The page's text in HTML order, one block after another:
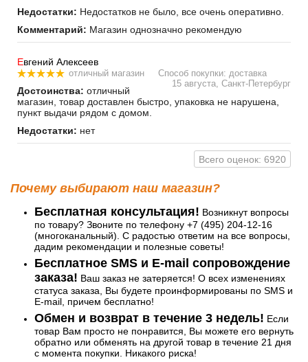
Недостатки: Недостатков не было, все очень оперативно.
Комментарий: Магазин однозначно рекомендую
Евгений Алексеев
отличный магазин
Способ покупки: доставка
15 августа, Санкт-Петербург
Достоинства: отличный
магазин, товар доставлен быстро, упаковка не нарушена,
пункт выдачи рядом с домом.
Недостатки: нет
Всего оценок: 6920
Почему выбирают наш магазин?
Бесплатная консультация! Возникнут вопросы
по товару? Звоните по телефону +7 (495) 204-12-16
(многоканальный). С радостью ответим на все вопросы,
дадим рекомендации и полезные советы!
Бесплатное SMS и E-mail сопровождение
заказа! Ваш заказ не затеряется! О всех изменениях
статуса заказа, Вы будете проинформированы по SMS и
E-mail, причем бесплатно!
Обмен и возврат в течение 3 недель! Если
товар Вам просто не понравится, Вы можете его вернуть
обратно или обменять на другой товар в течение 21 дня
с момента покупки. Никакого риска!